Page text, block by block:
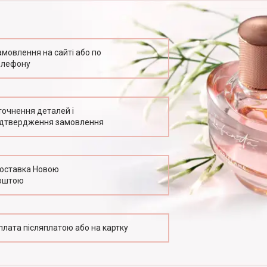
на сайті або по
деталей і
замовлення
Новою
післяплатою або на картку